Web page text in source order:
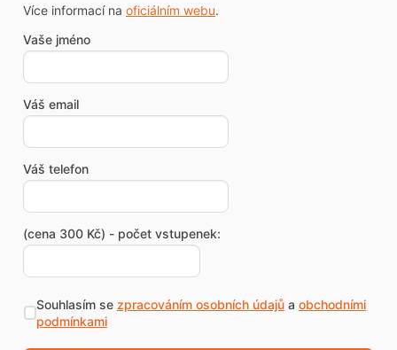
Více informací na oficiálním webu.
Vaše jméno
Váš email
Váš telefon
(cena 300 Kč) - počet vstupenek:
Souhlasím se zpracováním osobních údajůa obchodními
podmínkami